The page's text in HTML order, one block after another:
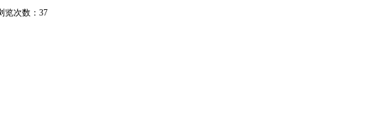
览次数：37